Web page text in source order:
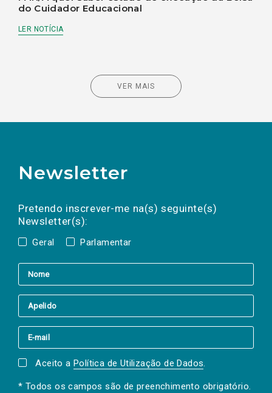
do Cuidador Educacional
LER NOTÍCIA
VER MAIS
Newsletter
Pretendo inscrever-me na(s) seguinte(s)
Newsletter(s):
Geral Parlamentar
a(s) newsletter(s).
mail
Aceito a Política de Utilização de Dados.
* Todos os campos são de preenchimento obrigatório.